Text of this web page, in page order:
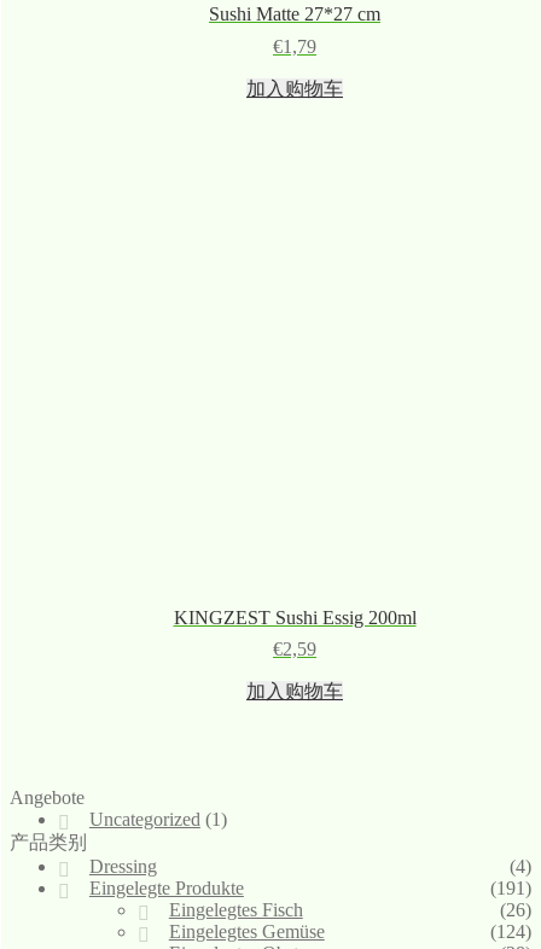
Sushi Matte 27*27 cm
€1,79
加入购物车
KINGZEST Sushi Essig 200ml
€2,59
加入购物车
Angebote
Uncategorized (1)
产品类别
Dressing
(4)
Eingelegte Produkte
(191)
Eingelegtes Fisch
(26)
Eingelegtes Gemüse
(124)